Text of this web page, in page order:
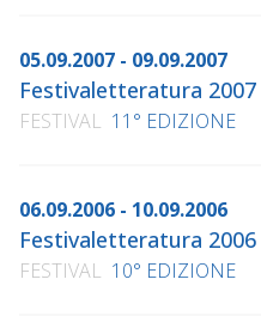
05.09.2007 - 09.09.2007
Festivaletteratura 2007
FESTIVAL 11° EDIZIONE
06.09.2006 - 10.09.2006
Festivaletteratura 2006
FESTIVAL 10° EDIZIONE